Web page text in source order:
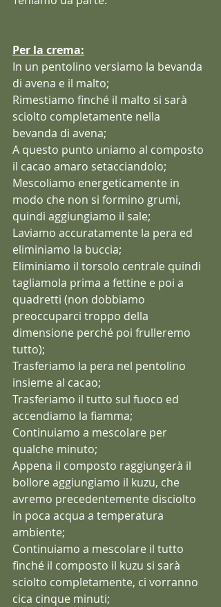
Per la crema:
In un pentolino versiamo la bevanda
di avena e il malto;
Rimestiamo finché il malto si sarà
sciolto completamente nella
bevanda di avena;
A questo punto uniamo al composto
il cacao amaro setacciandolo;
Mescoliamo energeticamente in
modo che non si formino grumi,
quindi aggiungiamo il sale;
Laviamo accuratamente la pera ed
eliminiamo la buccia;
Eliminiamo il torsolo centrale quindi
tagliamola prima a fettine e poi a
quadretti (non dobbiamo
preoccuparci troppo della
dimensione perché poi frulleremo
tutto);
Trasferiamo la pera nel pentolino
insieme al cacao;
Trasferiamo il tutto sul fuoco ed
accendiamo la fiamma;
Continuiamo a mescolare per
qualche minuto;
Appena il composto raggiungerà il
bollore aggiungiamo il kuzu, che
avremo precedentemente disciolto
in poca acqua a temperatura
ambiente;
Continuiamo a mescolare il tutto
finché il composto il kuzu si sarà
sciolto completamente, ci vorranno
cica cinque minuti;